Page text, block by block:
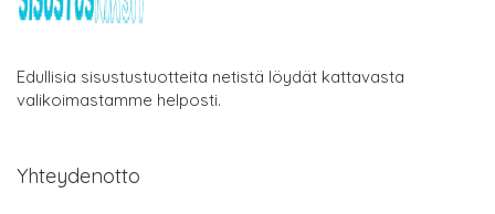
Edullisia sisustustuotteita netistä löydät kattavasta
valikoimastamme helposti.
Yhteydenotto